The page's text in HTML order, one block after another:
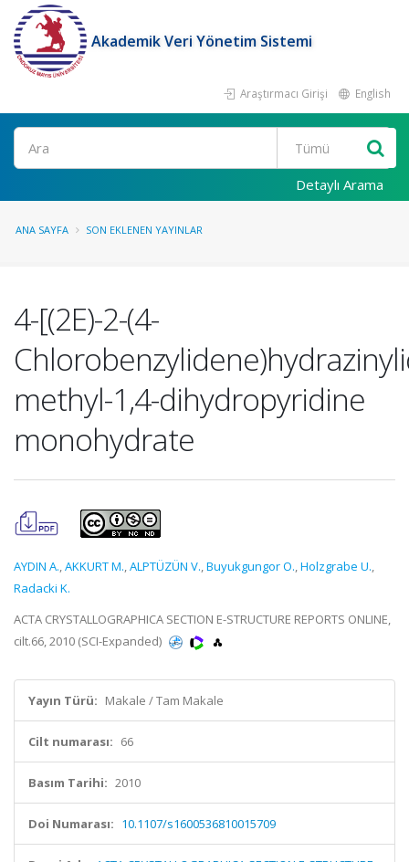
Akademik Veri Yönetim Sistemi
Araştırmacı Girişi English
Ara
Detaylı Arama
ANA SAYFA SON EKLENEN YAYINLAR
4-[(2E)-2-(4-
methyl-1,4-dihydropyridine
monohydrate
AYDIN A.,AKKURT M.,ALPTÜZÜN V.,Buyukgungor O.,Holzgrabe U.,
Radacki K.
ACTA CRYSTALLOGRAPHICA SECTION E-STRUCTURE REPORTS ONLINE,
cilt.66, 2010 (SCI-Expanded)
Yayın Türü: Makale / Tam Makale
Cilt numarası: 66
Basım Tarihi: 2010
Doi Numarası: 10.1107/s1600536810015709